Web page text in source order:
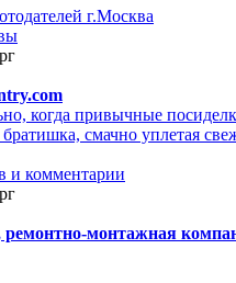
г.Москва
когда привычные
смачно уплетая
и комментарии
ремонтно-монтажная